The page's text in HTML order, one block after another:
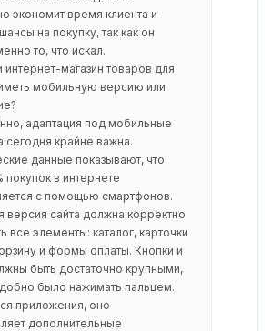
экономит время клиента и
на покупку, так как он
то, что искал.
магазин товаров для
мобильную версию или
адаптация под мобильные
сегодня крайне важна.
данные показывают, что
покупок в интернете
с помощью смартфонов.
версия сайта должна корректно
все элементы: каталог, карточки
и формы оплаты. Кнопки и
быть достаточно крупными,
было нажимать пальцем.
приложения, оно
дополнительные